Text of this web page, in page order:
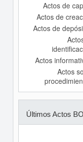
Actos de
Actos de
Actos de
Actos
Actos
Últimos Actos